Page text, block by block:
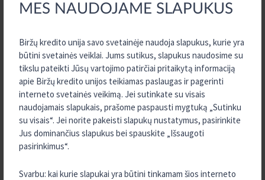
MES NAUDOJAME SLAPUKUS
Biržų kredito unija savo svetainėje naudoja slapukus, kurie yra
būtini svetainės veiklai. Jums sutikus, slapukus naudosime su
tikslu pateikti Jūsų vartojimo patirčiai pritaikytą informaciją
apie Biržų kredito unijos teikiamas paslaugas ir pagerinti
interneto svetainės veikimą. Jei sutinkate su visais
naudojamais slapukais, prašome paspausti mygtuką „Sutinku
su visais“. Jei norite pakeisti slapukų nustatymus, pasirinkite
Jus dominančius slapukus bei spauskite „Išsaugoti
pasirinkimus“.
Svarbu: kai kurie slapukai yra būtini tinkamam šios interneto
garantija, tiek ir be jos. Daugiau informacijos apie palūkanų
Daugiau informacijos apie investicinės paskolos suteikimo sąlygas
ir palūkanų normą teiraukitėsBiržų kredito unijoje.
Kaip tapti Biržų kredito unijos nariu?
Jūsų patogumui į kredito uniją galite kreiptis iš anksto užpildę
paraišką investicinei paskolai gauti.
Paraiška